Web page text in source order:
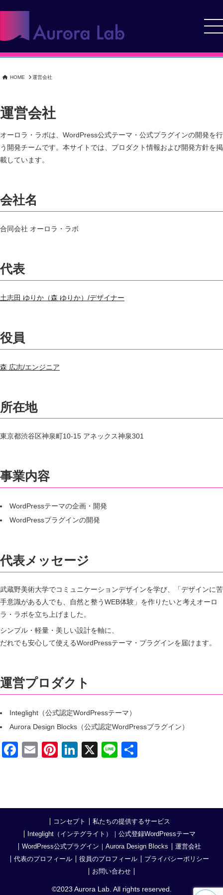
ン
ツ
ス
ッ
プ
合同会社オーロラ・ラボ
ト制作から運用・SEO対策まで、ワンストップでサポート
Menu
HOME 運営会社
運営会社
オーロラ・ラボは、WordPress公式テーマ・公式プラグインの開発を行
う開発チームです。本サイトでは、プロダクト情報および開発方針を掲
載しています。
会社名
合同会社 オーロラ・ラボ
代表
土志田 ゆりか（森 ゆりか）/デザイナー
役員
森 広志/エンジニア
所在地
東京都渋谷区神泉町10-15 アネックス神泉301
事業内容
WordPressテーマの企画・開発
WordPressプラグインの開発
代表メッセージ
武蔵野美術大学でコミュニケーションデザインを学び、「デザインに苦
手意識がある人でも、自然と整うWEB体験」を作りたいと考えオーロ
ラ・ラボを立ち上げました。
シンプル・軽量・美しい設計を軸に、
だれでも安心して使えるWordPressテーマ・プラグインを届けます。
運営プロダクト
Integlight（公式認定WordPressテーマ）
Aurora Design Blocks（公式認定WordPressプラグイン）
Facebook
EmailPinterest
LinkedIn
X Line
コンセプト
私たちの提供するサービス
Integlight（インテグライト）｜公式登録WordPressテーマ
WordPress公式プラグイン｜Aurora Design Blocks
運営会社
代表のプロフィール
役員のプロフィール
プライバシーポリシー
お問い合わせ
©️2023 Aurora Lab. All rights reserved.